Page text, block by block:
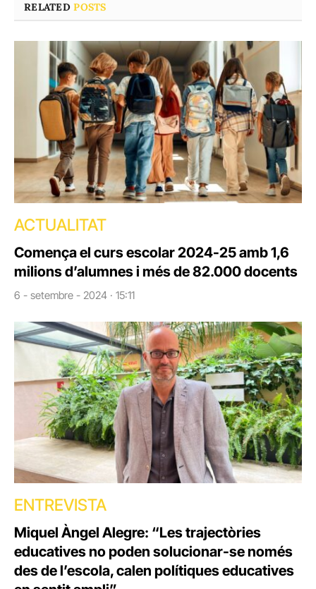
RELATEDPOSTS
ACTUALITAT
Comença el curs escolar 2024-25 amb 1,6
milions d’alumnes i més de 82.000 docents
6 - setembre - 2024 · 15:11
ENTREVISTA
Miquel Àngel Alegre: “Les trajectòries
educatives no poden solucionar-se només
des de l’escola, calen polítiques educatives